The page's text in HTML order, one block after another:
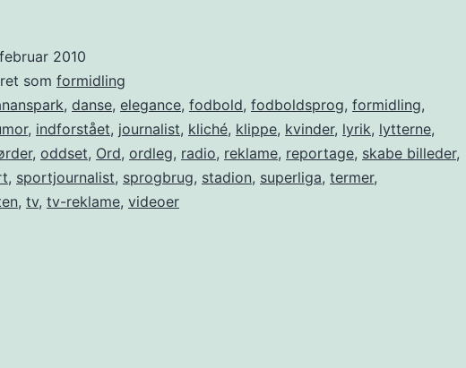
2010
som formidling
, danse, elegance, fodbold, fodboldsprog, formidling,
, indforstået, journalist, kliché, klippe, kvinder, lyrik, lytterne,
, oddset, Ord, ordleg, radio, reklame, reportage, skabe billeder,
, sportjournalist, sprogbrug, stadion, superliga, termer,
, tv, tv-reklame, videoer